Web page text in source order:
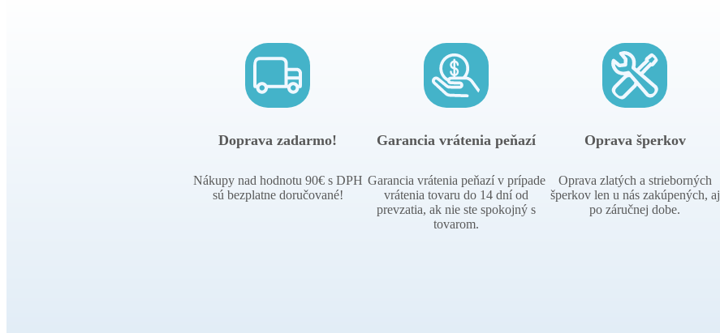
Doprava zadarmo!
Nákupy nad hodnotu 90€ s DPH
sú bezplatne doručované!
Garancia vrátenia peňazí
Garancia vrátenia peňazí v prípade
vrátenia tovaru do 14 dní od
prevzatia, ak nie ste spokojný s
tovarom.
Oprava šperkov
Oprava zlatých a strieborných
šperkov len u nás zakúpených, aj
po záručnej dobe.